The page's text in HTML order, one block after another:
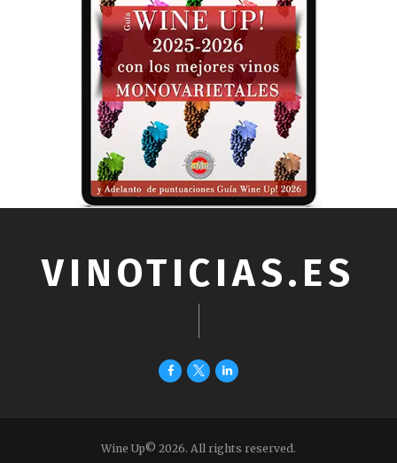
VINOTICIAS.ES
Wine Up© 2026. All rights reserved.